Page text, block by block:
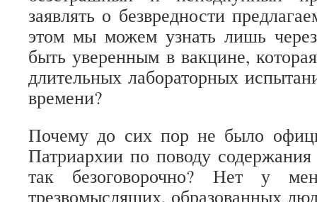
заявлять о безвредности
этом мы можем узнать лишь
быть уверенным в вакцине,
длительных лабораторных
времени?
Почему до сих пор не было
Патриархии по поводу
так безоговорочно? Нет у
трезвомыслящих, образованных